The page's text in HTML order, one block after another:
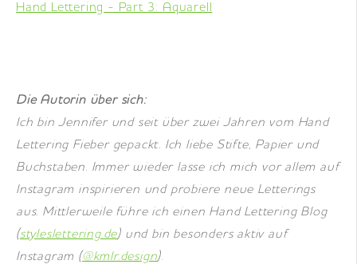
Hand Lettering - Part 3: Aquarell
Die Autorin über sich:
Ich bin Jennifer und seit über zwei Jahren vom Hand
Lettering Fieber gepackt. Ich liebe Stifte, Papier und
Buchstaben. Immer wieder lasse ich mich vor allem auf
Instagram inspirieren und probiere neue Letterings
aus. Mittlerweile führe ich einen Hand Lettering Blog
(styleslettering.de) und bin besonders aktiv auf
Instagram (@kmlr.design).